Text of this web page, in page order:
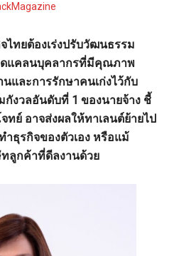
ไทยต้องเร่งปรับวัฒนธรรม
ดแคลนบุคลากรที่มีคุณภาพ
และการรักษาคนเก่งไว้กับ
กังวลอันดับที่ 1 ของนายจ้าง ชี้
ย์ อาจส่งผลให้ทาเลนต์ย้ายไป
ธุรกิจของตัวเอง หรือแม้
ลูกค้าที่ดีลงานด้วย